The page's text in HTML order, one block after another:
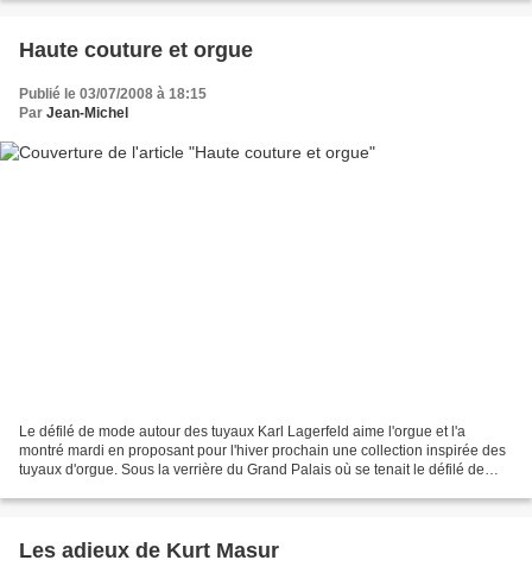
Haute couture et orgue
Publié le 03/07/2008 à 18:15
Par Jean-Michel
Le défilé de mode autour des tuyaux Karl Lagerfeld aime l'orgue et l'a
montré mardi en proposant pour l'hiver prochain une collection inspirée des
tuyaux d'orgue. Sous la verrière du Grand Palais où se tenait le défilé de
Les adieux de Kurt Masur